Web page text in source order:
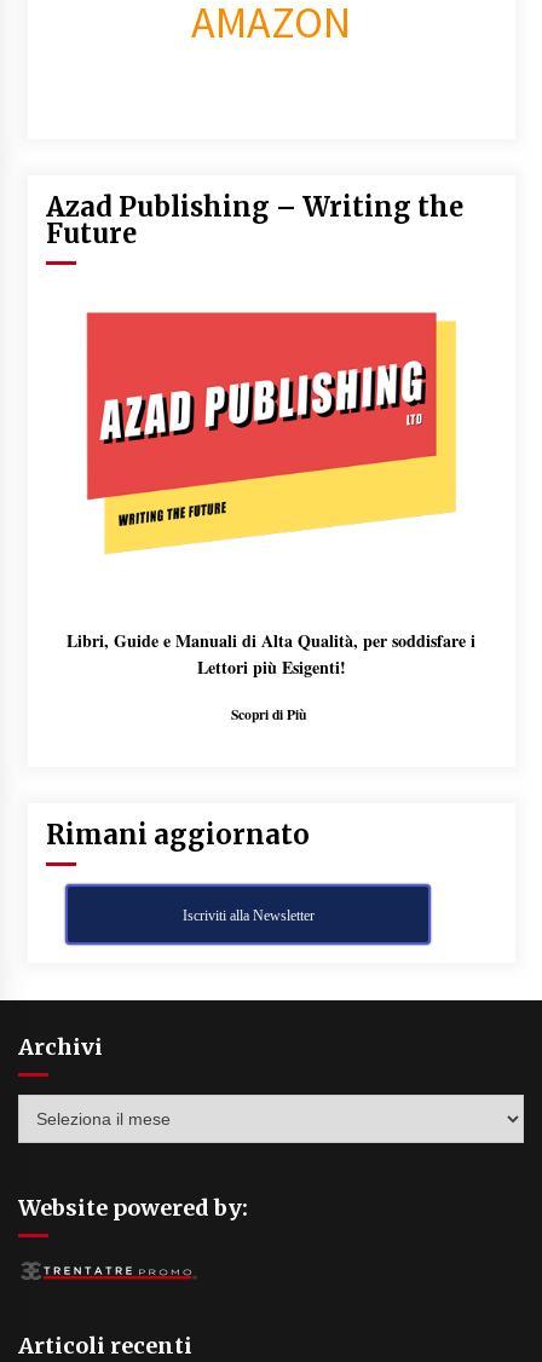
AMAZON
Azad Publishing – Writing the
Future
Libri, Guide e Manuali di Alta Qualità, per soddisfare i
Lettori più Esigenti!
Scopri di Più
Rimani aggiornato
Iscriviti alla Newsletter
Archivi
Website powered by:
Articoli recenti